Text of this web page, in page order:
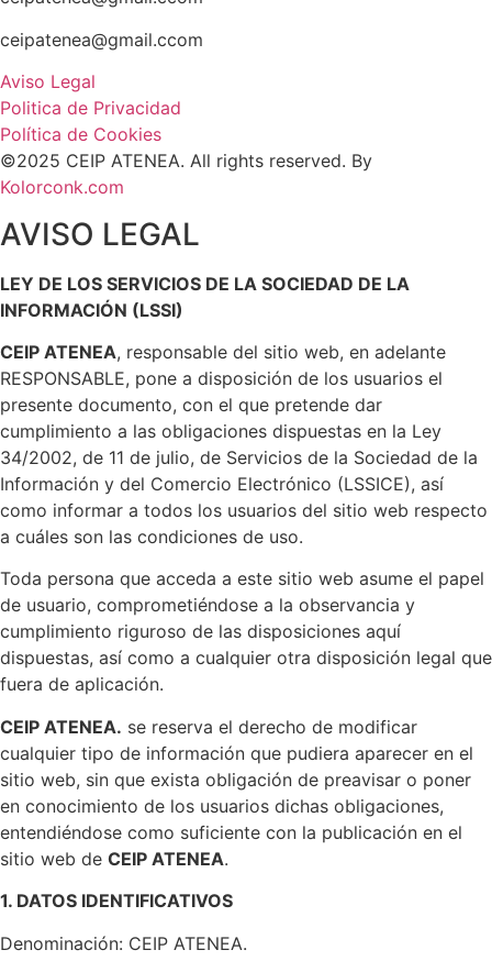
ceipatenea@gmail.ccom
Aviso Legal
Politica de Privacidad
Política de Cookies
©2025 CEIP ATENEA. All rights reserved. By
Kolorconk.com
AVISO LEGAL
LEY DE LOS SERVICIOS DE LA SOCIEDAD DE LA
INFORMACIÓN (LSSI)
CEIP ATENEA, responsable del sitio web, en adelante
RESPONSABLE, pone a disposición de los usuarios el
presente documento, con el que pretende dar
cumplimiento a las obligaciones dispuestas en la Ley
34/2002, de 11 de julio, de Servicios de la Sociedad de la
Información y del Comercio Electrónico (LSSICE), así
como informar a todos los usuarios del sitio web respecto
a cuáles son las condiciones de uso.
Toda persona que acceda a este sitio web asume el papel
de usuario, comprometiéndose a la observancia y
cumplimiento riguroso de las disposiciones aquí
dispuestas, así como a cualquier otra disposición legal que
fuera de aplicación.
CEIP ATENEA. se reserva el derecho de modificar
cualquier tipo de información que pudiera aparecer en el
sitio web, sin que exista obligación de preavisar o poner
en conocimiento de los usuarios dichas obligaciones,
entendiéndose como suficiente con la publicación en el
sitio web de CEIP ATENEA.
1. DATOS IDENTIFICATIVOS
Denominación: CEIP ATENEA.